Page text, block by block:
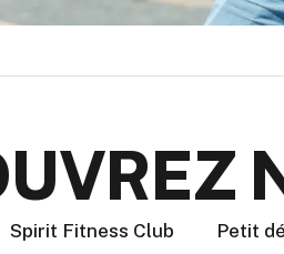
Spirit Fitness Club Petit